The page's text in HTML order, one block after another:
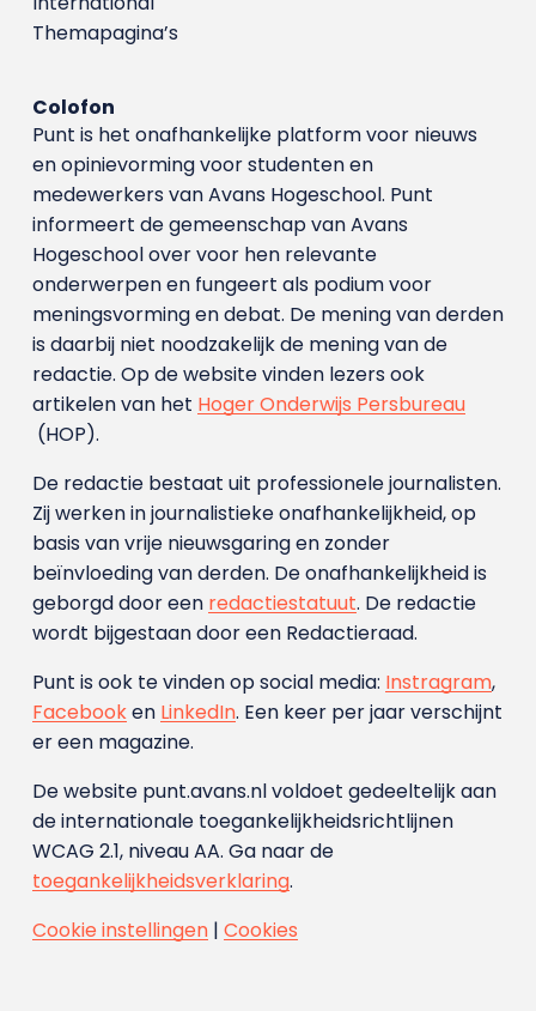
Themapagina’s
Colofon
Punt is het onafhankelijke platform voor nieuws
en opinievorming voor studenten en
medewerkers van Avans Hoge­school. Punt
informeert de gemeenschap van Avans
Hogeschool over voor hen relevante
onderwerpen en fungeert als podium voor
meningsvorming en debat. De mening van derden
is daarbij niet noodzakelijk de mening van de
redactie. Op de website vinden lezers ook
artikelen van het Hoger Onderwijs Persbureau
(HOP).
De redactie bestaat uit professionele journalisten.
Zij werken in journalistieke onafhankelijkheid, op
basis van vrije nieuwsgaring en zonder
beïnvloeding van derden. De onafhankelijkheid is
geborgd door een redactiestatuut. De redactie
wordt bijgestaan door een Redactieraad.
Punt is ook te vinden op social media: Instragram,
Facebooken LinkedIn. Een keer per jaar verschijnt
er een magazine.
De website punt.avans.nl voldoet gedeeltelijk aan
de internationale toegankelijkheidsrichtlijnen
WCAG 2.1, niveau AA. Ga naar de
toegankelijkheidsverklaring.
Cookie instellingen| Cookies